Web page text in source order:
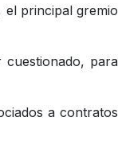
el principal gremio
para
a contratos